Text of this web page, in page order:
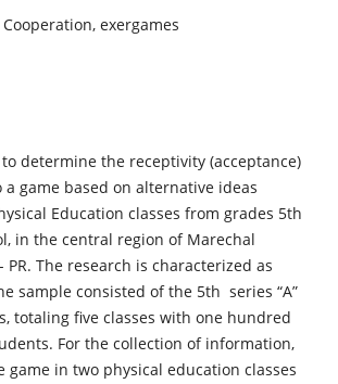
Cooperation, exergames
determine the receptivity (acceptance)
game based on alternative ideas
Education classes from grades 5th
in the central region of Marechal
PR. The research is characterized as
sample consisted of the 5th series “A”
totaling five classes with one hundred
For the collection of information,
game in two physical education classes